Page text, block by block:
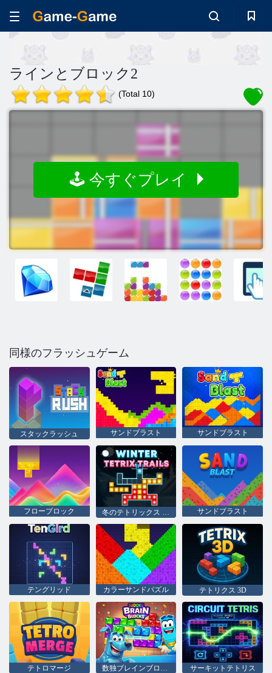
ラインとブロック2
(Total 10)
🕹️ 今すぐプレイ
同様のフラッシュゲーム
スタックラッシュ サンドブラスト サンドブラスト
フローブロック サンドブラスト
テングリッド カラーサンドパズル テトリクス 3D
テトロマージ 数独ブレインブロック サーキットテトリス